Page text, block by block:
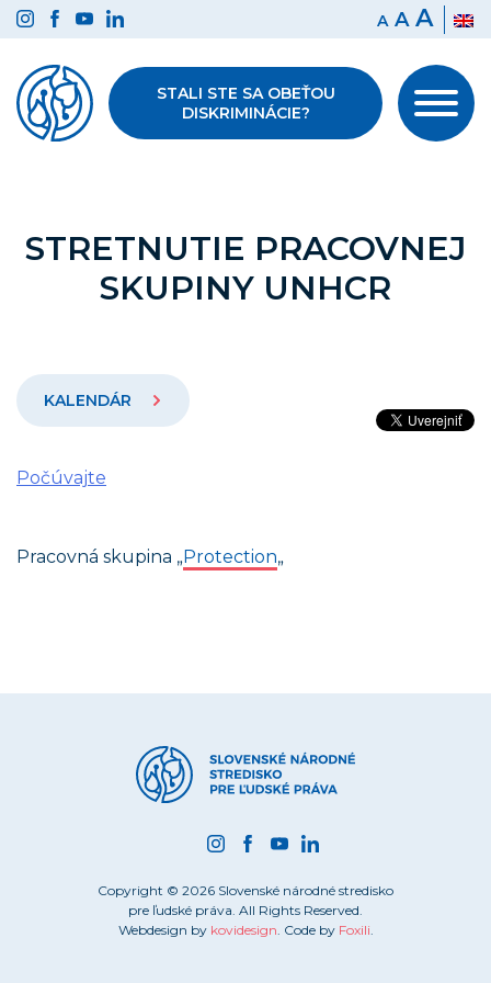
Preskočiť
na
obsah
A A A
STALI STE SA OBEŤOU
DISKRIMINÁCIE?
STRETNUTIE PRACOVNEJ
SKUPINY UNHCR
KALENDÁR
Počúvajte
Pracovná skupina „Protection„
Copyright © 2026 Slovenské národné stredisko
pre ľudské práva. All Rights Reserved.
Webdesign by kovidesign . Code by Foxili